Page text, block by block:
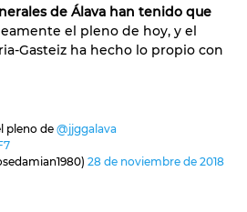
de Álava han tenido que
el pleno de hoy, y el
Gasteiz ha hecho lo propio con
pleno de @jjggalava
28 de noviembre de 2018